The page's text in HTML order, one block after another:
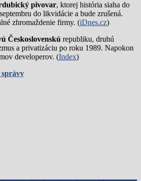
pivovar, ktorej história siaha do
do likvidácie a bude zrušená.
zhromaždenie firmy. (iDnes.cz)
Československú republiku, druhú
a privatizáciu po roku 1989. Napokon
developerov. (Index)